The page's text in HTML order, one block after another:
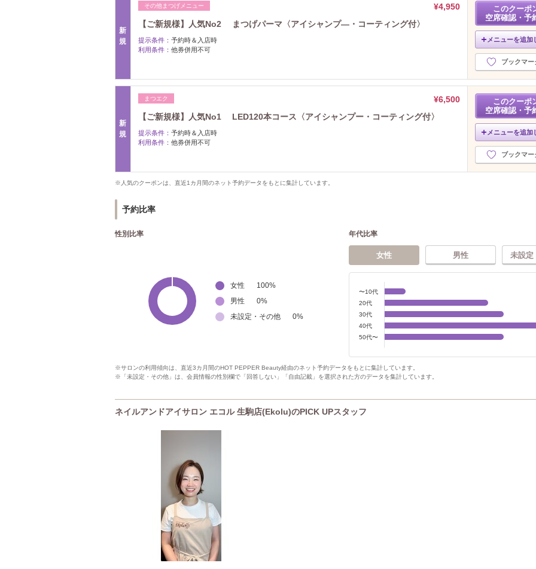
新
規
その他まつげメニュー
¥4,950
【ご新規様】人気No2 まつげパーマ〈アイシャンプ―・コーティング付〉
提示条件： 予約時＆入店時
利用条件： 他券併用不可
このクーポ
空席確認・予
メニューを追加
ブックマー
新
規
まつエク
¥6,500
【ご新規様】人気No1 LED120本コース〈アイシャンプー・コーティング付〉
提示条件： 予約時＆入店時
利用条件： 他券併用不可
このクーポ
空席確認・予
メニューを追加
ブックマー
※人気のクーポンは、直近1カ月間のネット予約データをもとに集計しています。
予約比率
性別比率
女性 100%
男性
0%
未設定・その他
0%
年代比率
女性 男性 未設定
〜10代
20代
30代
40代
50代〜
※サロンの利用傾向は、直近3カ月間のHOT PEPPER Beauty経由のネット予約データをもとに集計しています。
※「未設定・その他」は、会員情報の性別欄で「回答しない」「自由記載」を選択された方のデータを集計しています。
ネイルアンドアイサロン エコル 生駒店(Ekolu)のPICK UPスタッフ